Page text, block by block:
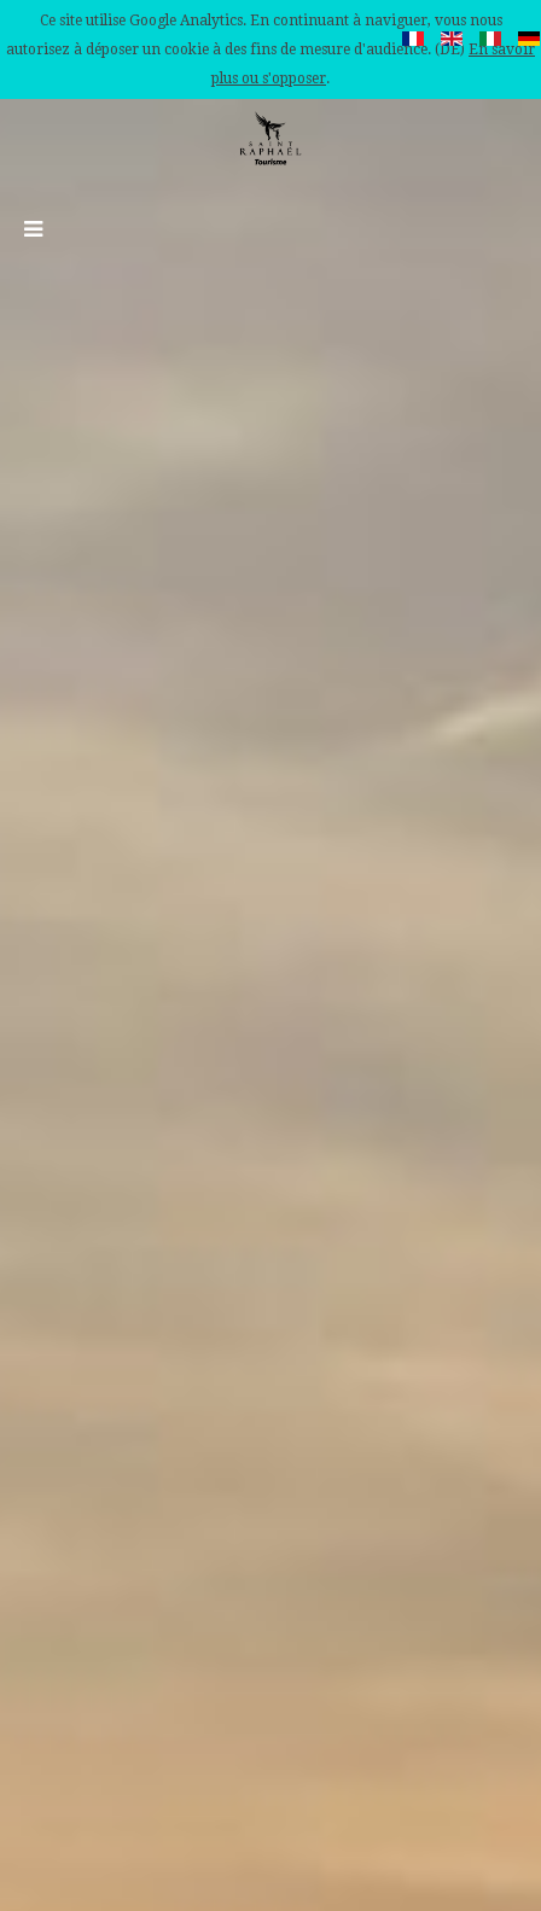
Ce site utilise Google Analytics. En continuant à naviguer, vous nous
autorisez à déposer un cookie à des fins de mesure d'audience. (DE) En savoir
plus ou s'opposer.